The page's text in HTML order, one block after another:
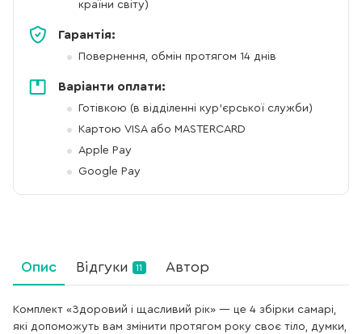
країни світу)
Гарантія:
Повернення, обмін протягом 14 днів
Варіанти оплати:
Готівкою (в відділенні кур'єрської служби)
Картою VISA або MASTERCARD
Apple Pay
Google Pay
Опис Відгуки 11 Автор
Комплект «Здоровий і щасливий рік» — це 4 збірки самарі,
які допоможуть вам змінити протягом року своє тіло, думки,